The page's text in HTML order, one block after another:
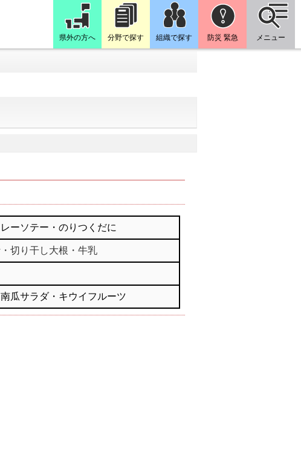
県外の方へ 分野で探す 組織で探す 防災 緊急 メニュー
ーソテー・のりつくだに
切り干し大根・牛乳
瓜サラダ・キウイフルーツ